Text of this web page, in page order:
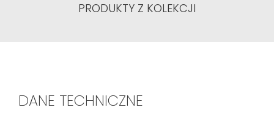
PRODUKTY Z KOLEKCJI
DANE TECHNICZNE